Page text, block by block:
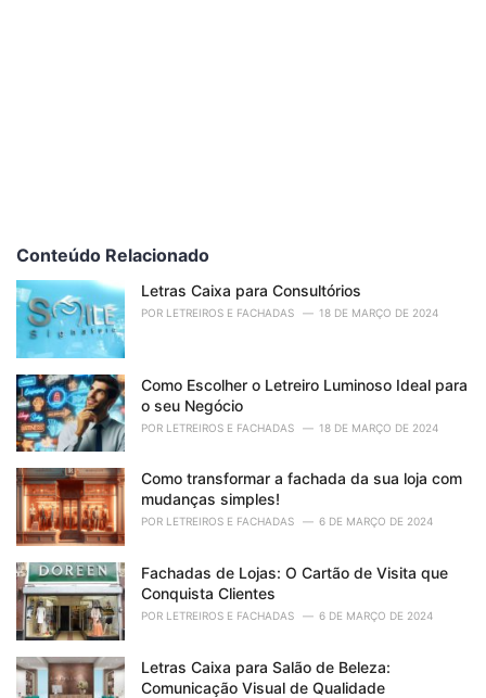
Conteúdo Relacionado
Letras Caixa para Consultórios
POR LETREIROS E FACHADAS 18 DE MARÇO DE 2024
Como Escolher o Letreiro Luminoso Ideal para
o seu Negócio
POR LETREIROS E FACHADAS 18 DE MARÇO DE 2024
Como transformar a fachada da sua loja com
mudanças simples!
POR LETREIROS E FACHADAS 6 DE MARÇO DE 2024
Fachadas de Lojas: O Cartão de Visita que
Conquista Clientes
POR LETREIROS E FACHADAS 6 DE MARÇO DE 2024
Letras Caixa para Salão de Beleza:
Comunicação Visual de Qualidade